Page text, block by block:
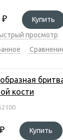
₽
Купить
просмотр
кости
₽
Купить